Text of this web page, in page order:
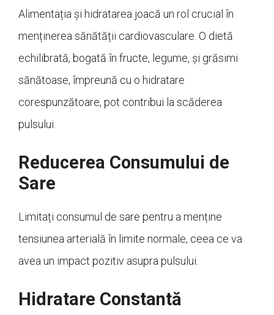
Alimentația și hidratarea joacă un rol crucial în
menținerea sănătății cardiovasculare. O dietă
echilibrată, bogată în fructe, legume, și grăsimi
sănătoase, împreună cu o hidratare
corespunzătoare, pot contribui la scăderea
pulsului.
Reducerea Consumului de
Sare
Limitați consumul de sare pentru a menține
tensiunea arterială în limite normale, ceea ce va
avea un impact pozitiv asupra pulsului.
Hidratare Constantă